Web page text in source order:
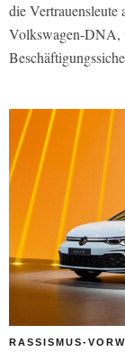
die Vertrauensleute
Volkswagen-DNA,
RASSISMUS-